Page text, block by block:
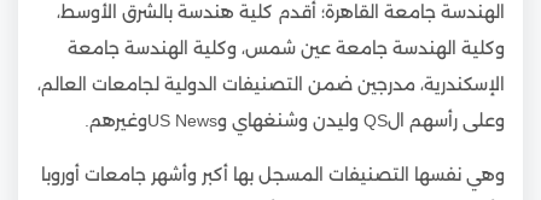
الهندسة جامعة القاهرة؛ أقدم كلية هندسة بالشرق الأوسط،
وكلية الهندسة جامعة عين شمس، وكلية الهندسة جامعة
الإسكندرية، مدرجين ضمن التصنيفات الدولية لجامعات العالم،
وعلى رأسهم الQS وليدن وشنغهاي وUS Newsوغيرهم.
وهي نفسها التصنيفات المسجل بها أكبر وأشهر جامعات أوروبا